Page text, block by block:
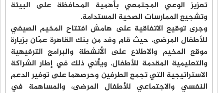
تعزيز الوعي المجتمعي بأهمية المحافظة على البيئة
وتشجيع الممارسات الصحية المستدامة.
وجرى توقيع الاتفاقية على هامش افتتاح المخيم الصيفي
للأطفال المرضى، حيث قام وفد من بنك القاهرة عمّان بزيارة
موقع المخيم والاطلاع على الأنشطة والبرامج الترفيهية
والتعليمية المقدمة للأطفال. ويأتي ذلك في إطار الشراكة
الاستراتيجية التي تجمع الطرفين وحرصهما على توفير الدعم
النفسي والاجتماعي للأطفال المرضى، والمساهمة في